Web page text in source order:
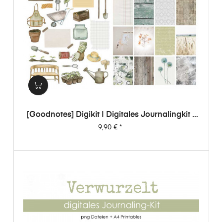
[Goodnotes] Digikit | Digitales Journalingkit -
Verwurzelt
Preis
9,90 €*